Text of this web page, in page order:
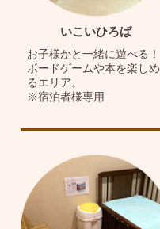
いこいひろば
お子様かと一緒に遊べる！
ボードゲームや本を楽しめ
るエリア。
※宿泊者様専用